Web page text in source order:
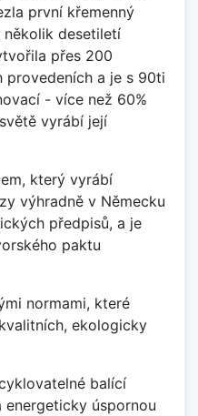
první křemenný
desetiletí
přes 200
provedeních a je s 90ti
- více než 60%
vyrábí její
který vyrábí
výhradně v Německu
předpisů, a je
paktu
normami, které
ekologicky
balící
energeticky úspornou